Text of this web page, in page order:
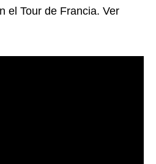
el Tour de Francia. Ver